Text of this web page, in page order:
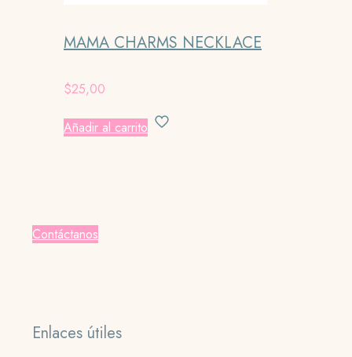
MAMA CHARMS NECKLACE
$25,00
Añadir al carrito
Contáctanos
Enlaces útiles